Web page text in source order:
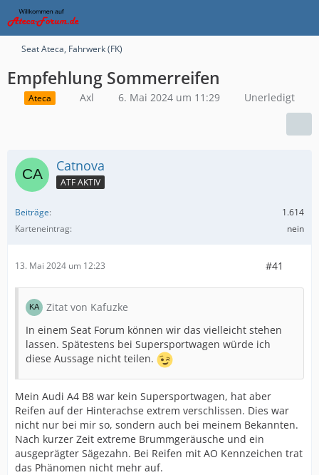
Seat Ateca, Fahrwerk (FK)
Empfehlung Sommerreifen
Ateca Axl 6. Mai 2024 um 11:29 Unerledigt
Catnova
ATF AKTIV
Beiträge
1.614
Karteneintrag
nein
13. Mai 2024 um 12:23 #41
Zitat von Kafuzke
In einem Seat Forum können wir das vielleicht stehen
lassen. Spätestens bei Supersportwagen würde ich
diese Aussage nicht teilen.
Mein Audi A4 B8 war kein Supersportwagen, hat aber
Reifen auf der Hinterachse extrem verschlissen. Dies war
nicht nur bei mir so, sondern auch bei meinem Bekannten.
Nach kurzer Zeit extreme Brummgeräusche und ein
ausgeprägter Sägezahn. Bei Reifen mit AO Kennzeichen trat
das Phänomen nicht mehr auf.